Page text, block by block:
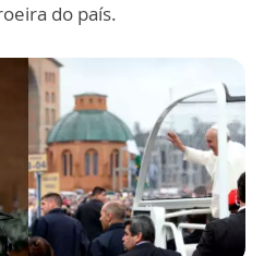
do país.